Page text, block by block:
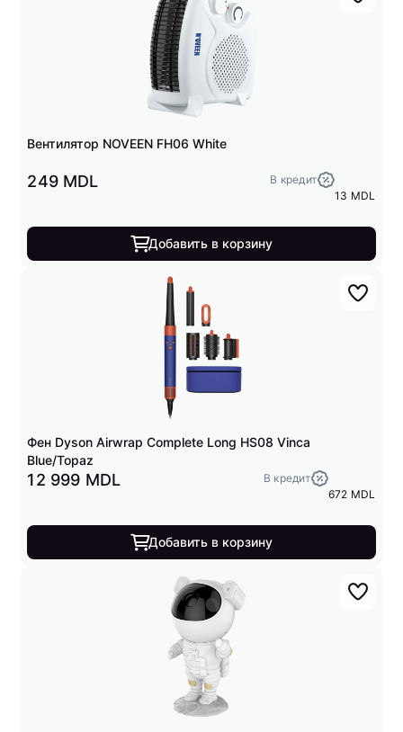
Вентилятор NOVEEN FH06 White
249 MDL
В кредит
13 MDL
Добавить в корзину
Фен Dyson Airwrap Complete Long HS08 Vinca
Blue/Topaz
12 999 MDL
В кредит
672 MDL
Добавить в корзину